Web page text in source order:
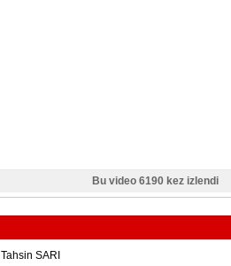
Bu video 6190 kez izlendi
Tahsin SARI